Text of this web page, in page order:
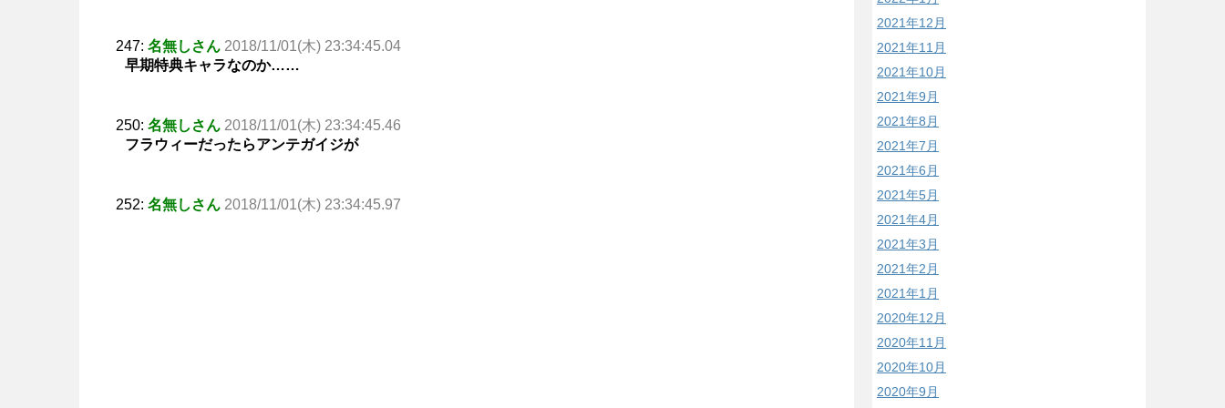
247: 名無しさん 2018/11/01(木) 23:34:45.04
早期特典キャラなのか……
250: 名無しさん 2018/11/01(木) 23:34:45.46
フラウィーだったらアンテガイジが
252: 名無しさん 2018/11/01(木) 23:34:45.97
2021年12月
2021年11月
2021年10月
2021年9月
2021年8月
2021年7月
2021年6月
2021年5月
2021年4月
2021年3月
2021年2月
2021年1月
2020年12月
2020年11月
2020年10月
2020年9月